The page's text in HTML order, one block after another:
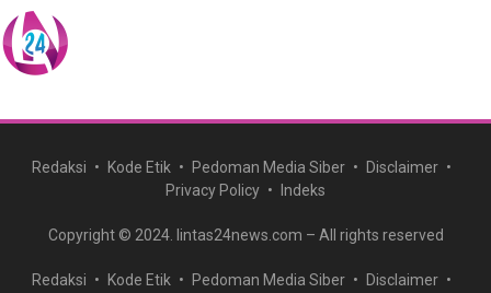
Redaksi Kode Etik Pedoman Media Siber
Disclaimer
Privacy Policy
Indeks
Copyright © 2024. lintas24news.com – All rights reserved
Redaksi Kode Etik Pedoman Media Siber
Disclaimer